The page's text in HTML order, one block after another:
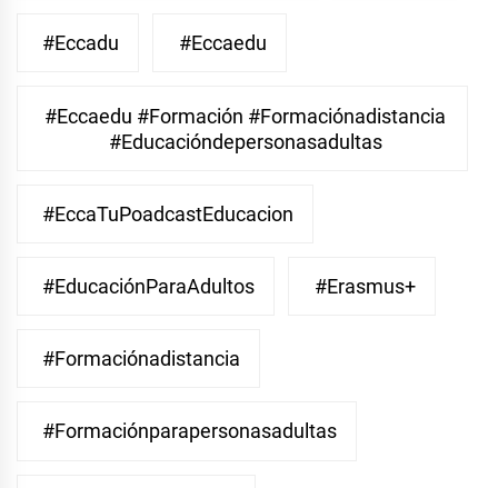
#eccadu #eccaedu
#eccaedu #formación #formaciónadistancia
#educacióndepersonasadultas
#EccaTuPoadcastEducacion
#EducaciónParaAdultos #Erasmus+
#Formaciónadistancia
#Formaciónparapersonasadultas